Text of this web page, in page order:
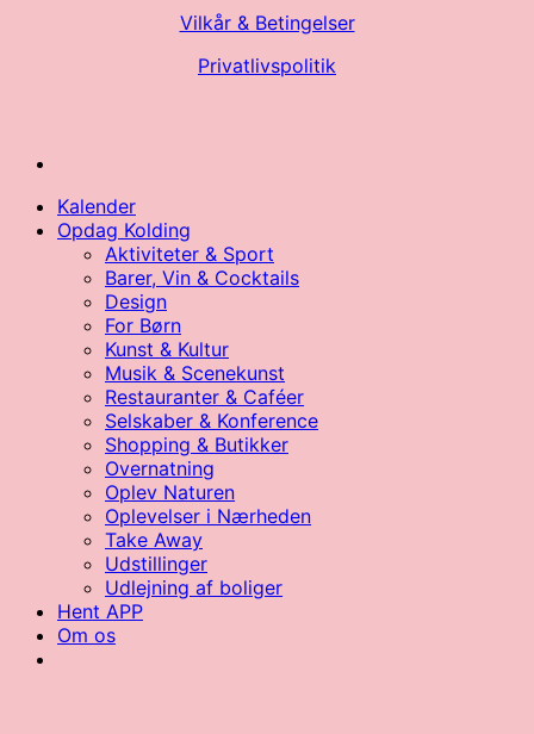
Vilkår & Betingelser
Privatlivspolitik
Kalender
Opdag Kolding
Aktiviteter & Sport
Barer, Vin & Cocktails
Design
For Børn
Kunst & Kultur
Musik & Scenekunst
Restauranter & Caféer
Selskaber & Konference
Shopping & Butikker
Overnatning
Oplev Naturen
Oplevelser i Nærheden
Take Away
Udstillinger
Udlejning af boliger
Hent APP
Om os